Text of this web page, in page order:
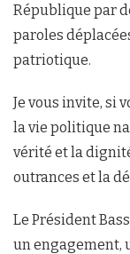
République par
paroles
patriotique.
Je vous invite, si
la vie politique
vérité et la
outrances et la
Le Président
un engagement,